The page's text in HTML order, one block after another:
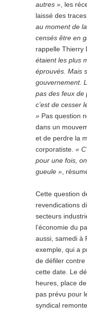
autres » , les
laissé des
au moment de
censés être en
rappelle Thierry
étaient les plus
éprouvés. Mais
gouvernement.
pas des feux de
c’est de cesser
» Pas question
dans un
et de perdre la
corporatiste. «
pour une fois,
gueule » ,
Cette question
revendications
secteurs
l’économie du
aussi, samedi à
exemple, qui a
de défiler
cette date. Le
heures, place
pas prévu pour
syndical